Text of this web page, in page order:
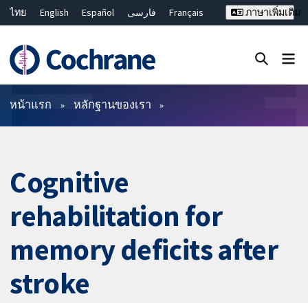
ไทย English Español فارسی
Français
Bahasa Malaysia
繁體中文 简体中文
ภาษาเพิ่มเติม
ตัวกรอง
หน้าแรก หลักฐานของเรา
Cognitive
rehabilitation for
memory deficits after
stroke